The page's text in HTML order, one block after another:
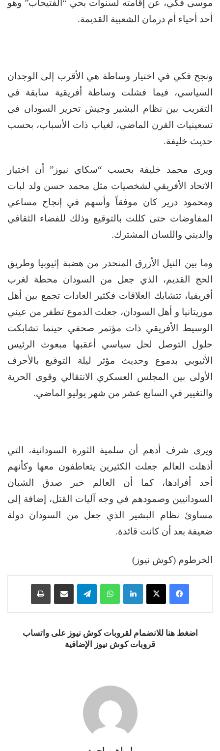
موسى فكي، عن إقامته لسنوات بحي “الفتيحاب” وهو
أحد أحياء أم درمان الشعبية القديمة.
ونجح فكي في اختيار وساطة هي الأقرب إلى الوجدان
السياسي، فيما فشلت وساطة أفريقية سابقة في
التقريب بين نظام البشير وجيش تحرير السودان في
تسعينيات القرن الماضي، لغياب ذات الأسباب، بحسب
حديث خليفة.
ويرى محمد خليفة بحسب “سكاي نيوز” أن اختيار
الاتحاد الأفريقي لشخصيات مثل محمد حسن ولد لبات
ومحمود درير كان موفقاً وأسهم في إنجاح مساعي
المفاوضات حتى كللت بالتوقيع وذلك للفضاء الثقافي
والديني واللسان المشترك.
وما بين النيل الأزرق المنحدر من هضبة إثيوبيا وطريق
الحج القديم، الذي جعل من السودان محطة لغرب
أفريقيا، تتشابك العلاقات فكثير العادات تجمع بين أهل
موريتانيا و أهل السودان، جعلت الدموع تطفر من عيني
الوسيط الأفريقي ذات مؤتمر صحفي حينما تشابكت
حلول التوصل لحل سياسي أعقبها مبعوث الرئيس
الأثيوبي بدموع وحديث مؤثر ليلة التوقيع بالأحرف
الأولى بين المجلس العسكري الانتقالي وقوى الحرية
والتغيير في السابع عشر من شهر يوليو الماضي.
ويرى شرف أدهم أن سلمية الثورة السودانية، التي
أذهلت العالم جعلت الكثيرين يتعاطفون معها وكأنهم
أحد أفرادها، كما أن العالم خبر صدق الشبان
السودانيين وصمودهم في وجه آليات القتل، إضافة إلى
مساوئ نظام البشير الذي جعل من السودان دولة
ضعيفة بعد أن كانت قائدة.
الخرطوم (كوش نيوز)
فيسبوك ‫X لينكدإن واتساب تيلقرام
اضغط هنا للانضمام لقروبات كوش نيوز على واتساب
قروبات كوش نيوز الإضافية